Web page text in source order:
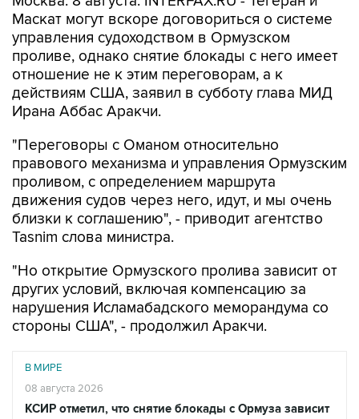
Маскат могут вскоре договориться о системе
управления судоходством в Ормузском
проливе, однако снятие блокады с него имеет
отношение не к этим переговорам, а к
действиям США, заявил в субботу глава МИД
Ирана Аббас Аракчи.
"Переговоры с Оманом относительно
правового механизма и управления Ормузским
проливом, с определением маршрута
движения судов через него, идут, и мы очень
близки к соглашению", - приводит агентство
Tasnim слова министра.
"Но открытие Ормузского пролива зависит от
других условий, включая компенсацию за
нарушения Исламабадского меморандума со
стороны США", - продолжил Аракчи.
В МИРЕ
08 августа 2026
КСИР отметил, что снятие блокады с Ормуза зависит